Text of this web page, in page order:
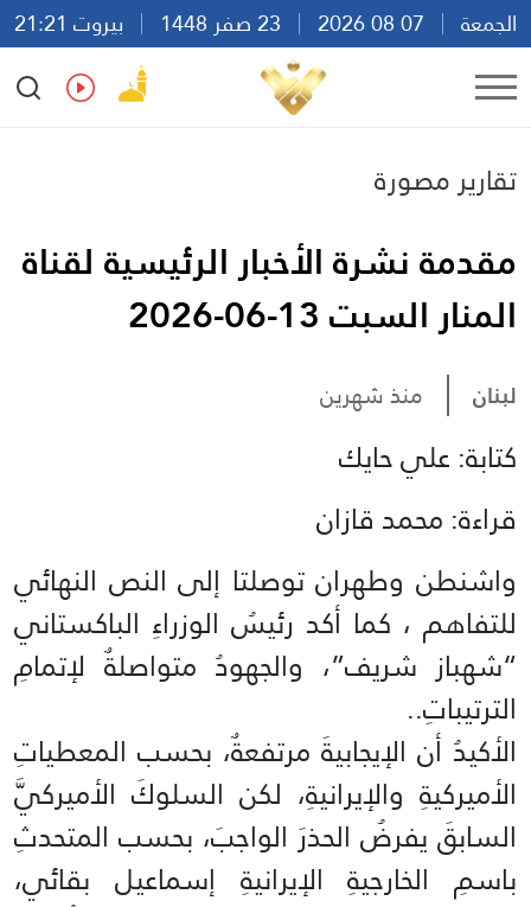
الجمعة
بيروت 21:21
Ar
En Fr Es
تقارير مصورة
مقدمة نشرة الأخبار الرئيسية لقناة
المنار السبت 13-06-2026
لبنان منذ شهرين
كتابة: علي حايك
قراءة: محمد قازان
واشنطن وطهران توصلتا إلى النص النهائي
للتفاهم ، كما أكد رئيسُ الوزراءِ الباكستاني
“شهباز شريف”، والجهودُ متواصلةٌ لإتمامِ
الترتيباتِ..
الأكيدُ أن الإيجابيةَ مرتفعةٌ، بحسب المعطياتِ
الأميركيةِ والإيرانيةِ، لكن السلوكَ الأميركيَّ
السابقَ يفرضُ الحذرَ الواجبَ، بحسب المتحدثِ
باسمِ الخارجيةِ الإيرانيةِ إسماعيل بقائي،